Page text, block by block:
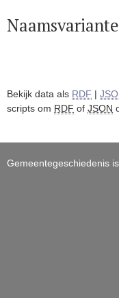
Bekijk data als RDF |
scripts om RDF of JSON
Gemeentegeschiedenis